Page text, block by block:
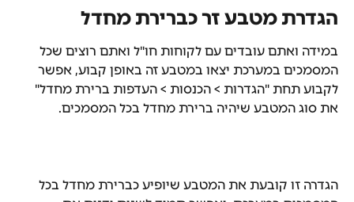
הגדרת מטבע זר כברירת מחדל
במידה ואתם עובדים עם לקוחות חו"ל ואתם רוצים שכל
המסמכים במערכת יצאו במטבע זה באופן קבוע, אפשר
לקבוע תחת "הגדרות > הכנסות > העדפות ברירת מחדל"
את סוג המטבע שיהיה ברירת מחדל בכל המסמכים.
הגדרה זו קובעת את המטבע שיופיע כברירת מחדל בכל